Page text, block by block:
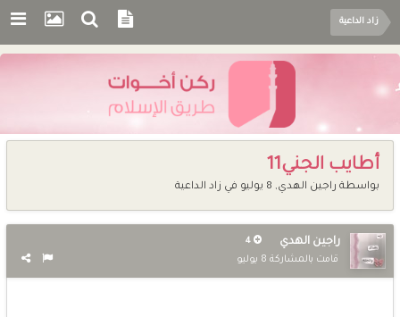
زاد الداعية
أطايب الجني11
بواسطة راجين الهدي, 8 يوليو في زاد الداعية
راجين الهدي
قامت بالمشاركة 8 يوليو